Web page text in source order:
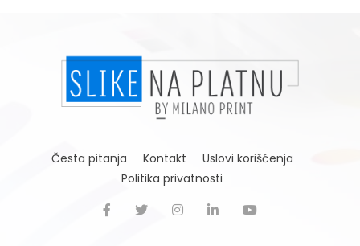
Česta pitanja Kontakt
Uslovi korišćenja
Politika privatnosti